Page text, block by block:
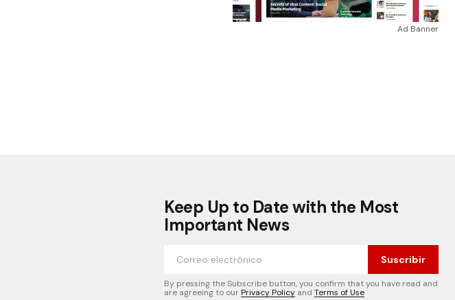
Ad Banner
Keep Up to Date with the Most
Important News
Suscribir
By pressing the Subscribe button, you confirm that you have read and
are agreeing to ourPrivacy Policy and Terms of Use